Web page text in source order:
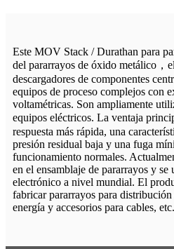
Este MOV Stack / Durathan para
del pararrayos de óxido metálico ，
descargadores de componentes
equipos de proceso complejos con
voltamétricas. Son ampliamente
equipos eléctricos. La ventaja
respuesta más rápida, una
presión residual baja y una fuga
funcionamiento normales.
en el ensamblaje de pararrayos y
electrónico a nivel mundial. El
fabricar pararrayos para distribución
energía y accesorios para cables, etc.